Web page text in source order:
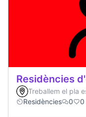
Residències
Treballem el pla
Residències
0 0